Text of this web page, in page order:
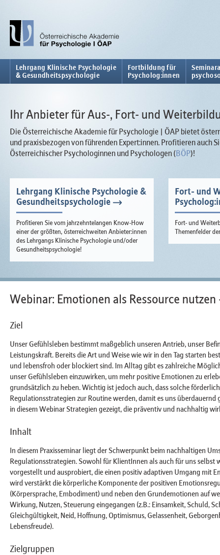
Lehrgang Klinische Psychologie
& Gesundheitspsychologie
Fortbildung für
Psycholog:innen
Ihr Anbieter für Aus-, Fort- und
Die Österreichische Akademie für Psychologie | ÖAP bietet
und praxisbezogen von führenden Expert:innen. Profitieren auch
Österreichischer Psychologinnen und Psychologen (BÖP)!
Lehrgang Klinische Psychologie &
Gesundheitspsychologie
Profitieren Sie vom jahrzehntelangen Know-How
einer der größten, österreichweiten Anbieter:innen
des Lehrgangs Klinische Psychologie und/oder
Gesundheitspsychologie!
Fort- und
Fort- und
Themenfelder
Webinar: Emotionen als Ressource
Ziel
Unser Gefühlsleben bestimmt maßgeblich unseren Antrieb, unser
Leistungskraft. Bereits die Art und Weise wie wir in den Tag starten
und lebensfroh oder blockiert sind. Im Alltag gibt es zahlreiche
unser Gefühlsleben einzuwirken, um mehr positive Emotionen zu
grundsätzlich zu heben. Wichtig ist jedoch auch, dass solche
Regulationsstrategien zur Routine werden, damit es uns überdauernd
in diesem Webinar Strategien gezeigt, die präventiv und nachhaltig
Inhalt
In diesem Praxisseminar liegt der Schwerpunkt beim nachhaltigen
Regulationsstrategien. Sowohl für KlientInnen als auch für uns selbst
vorgestellt und ausprobiert, die einen positiv adaptiven Umgang mit
wird verstärkt die körperliche Komponente der positiven
(Körpersprache, Embodiment) und neben den Grundemotionen auf
Wirkung, Nutzen, Steuerung eingegangen (z.B.: Einsamkeit, Schuld,
Gleichgültigkeit, Neid, Hoffnung, Optimismus, Gelassenheit,
Lebensfreude).
Zielgruppen